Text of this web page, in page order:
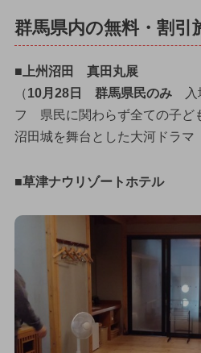
群馬県内の無料・割引
■上州沼田 真田丸展
（10月28日 群馬県民のみ入
フ 県民に関わらず全ての子ど
沼田城を舞台とした大河ドラマ
■草津ナウリゾートホテル